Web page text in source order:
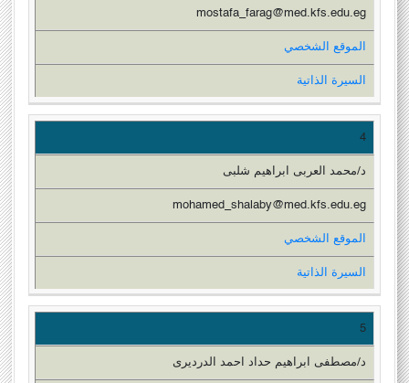
mostafa_farag@med.kfs.edu.eg
الموقع الشخصي
السيرة الذاتية
4
د/محمد العربى ابراهيم شلبى
mohamed_shalaby@med.kfs.edu.eg
الموقع الشخصي
السيرة الذاتية
5
د/مصطفى ابراهيم حداد احمد الدرديرى